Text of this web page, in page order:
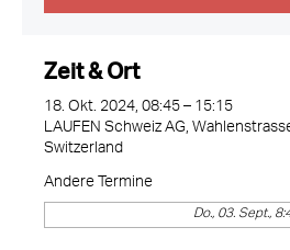
Zeit & Ort
18. Okt. 2024, 08:45 – 15:15
LAUFEN Schweiz AG,
Switzerland
Andere Termine
Do., 03. Sept.,